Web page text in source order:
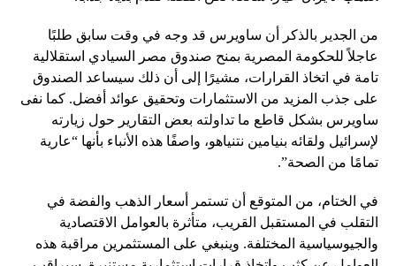
من الجدير بالذكر أن ساويرس قد وجه في وقت سابق طلبًا
عاجلاً للحكومة المصرية بمنح صندوق مصر السيادي استقلالية
تامة في اتخاذ القرارات، مشيرًا إلى أن ذلك سيساعد الصندوق
على جذب المزيد من الاستثمارات وتحقيق عوائد أفضل. كما نفى
ساويرس بشكل قاطع ما تداولته بعض التقارير حول زيارته
لإسرائيل ولقائه بنيامين نتنياهو، واصفًا هذه الأنباء بأنها “عارية
تمامًا من الصحة”.
في الختام، من المتوقع أن تستمر أسعار الذهب والفضة في
التقلب في المستقبل القريب، متأثرة بالعوامل الاقتصادية
والجيوسياسية المختلفة. وينبغي على المستثمرين مراقبة هذه